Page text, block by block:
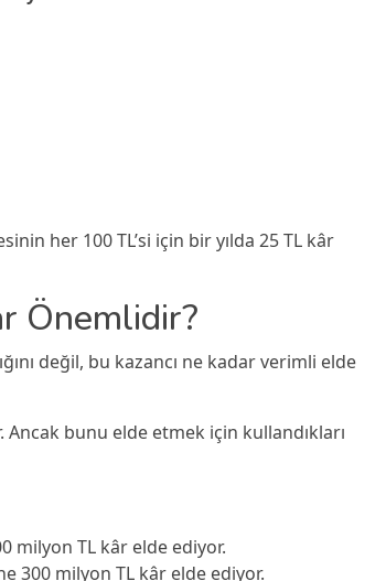
her 100 TL’si için bir yılda 25 TL kâr
Önemlidir?
değil, bu kazancı ne kadar verimli elde
bunu elde etmek için kullandıkları
milyon TL kâr elde ediyor.
300 milyon TL kâr elde ediyor.